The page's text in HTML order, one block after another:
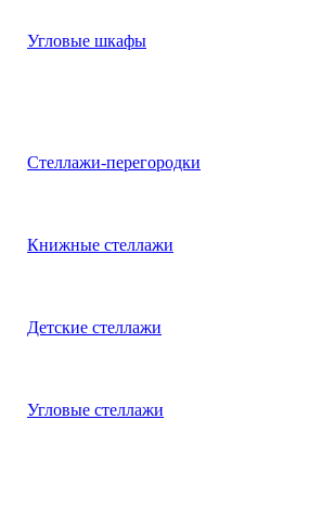
Угловые шкафы
Стеллажи-перегородки
Книжные стеллажи
Детские стеллажи
Угловые стеллажи